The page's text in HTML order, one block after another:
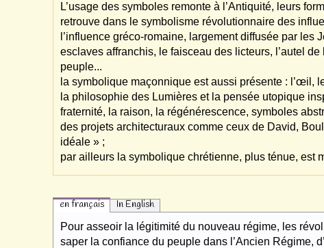
L’usage des symboles remonte à l’Antiquité, leurs
retrouve dans le symbolisme révolutionnaire des
l’influence gréco-romaine, largement diffusée par
esclaves affranchis, le faisceau des licteurs, l’autel
peuple...
la symbolique maçonnique est aussi présente : l’œil,
la philosophie des Lumières et la pensée utopique
fraternité, la raison, la régénérescence, symboles
des projets architecturaux comme ceux de David,
idéale » ;
par ailleurs la symbolique chrétienne, plus ténue, est
en français In English
Pour asseoir la légitimité du nouveau régime, les
saper la confiance du peuple dans l’Ancien Régime,